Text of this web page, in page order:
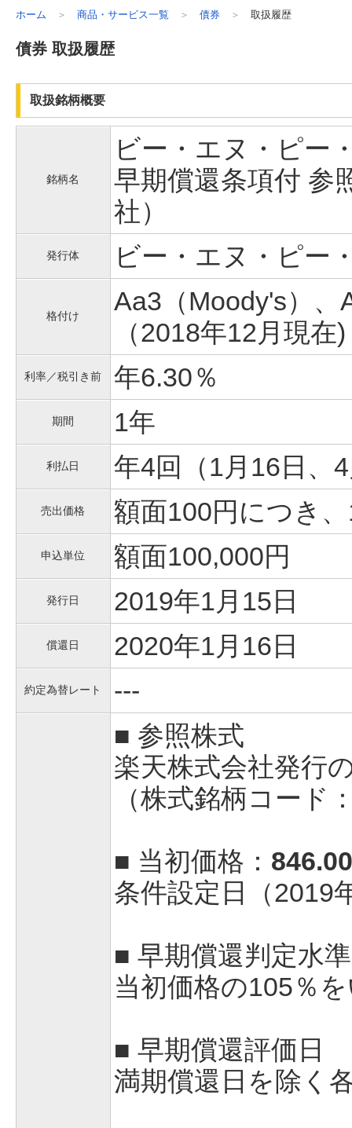
ホーム 商品・サービス一覧 債券 取扱履歴
債券 取扱履歴
取扱銘柄概要
銘柄名
ビー・エヌ・ピー
早期償還条項付 参
社）
発行体 ビー・エヌ・ピー
格付け
Aa3（Moody's）、
（2018年12月現在)
利率／税引き前 年6.30％
期間 1年
利払日 年4回（1月16日、
売出価格 額面100円につき
申込単位 額面100,000円
発行日 2019年1月15日
償還日 2020年1月16日
約定為替レート ---
■ 参照株式
楽天株式会社発行
（株式銘柄コード
■ 当初価格：
条件設定日（2019
■ 早期償還判定水
当初価格の105％
■ 早期償還評価日
満期償還日を除く